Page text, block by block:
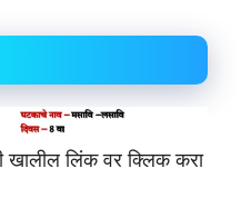
खालील लिंक वर क्लिक करा